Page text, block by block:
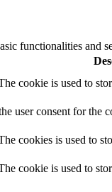
functionalities and
cookie is used to
user consent for the
cookies is used to
cookie is used to